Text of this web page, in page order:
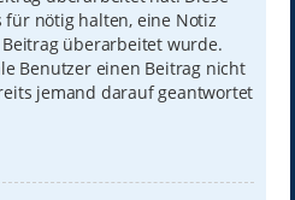
für nötig halten, eine Notiz
überarbeitet wurde.
Benutzer einen Beitrag nicht
jemand darauf geantwortet